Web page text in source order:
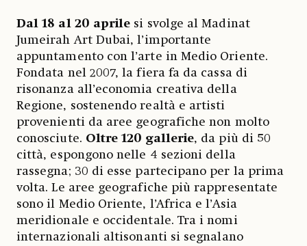
Dal 18 al 20 aprile si svolge al Madinat
Jumeirah Art Dubai, l’importante
appuntamento con l’arte in Medio Oriente.
Fondata nel 2007, la fiera fa da cassa di
risonanza all’economia creativa della
Regione, sostenendo realtà e artisti
provenienti da aree geografiche non molto
conosciute. Oltre 120 gallerie, da più di 50
città, espongono nelle 4 sezioni della
rassegna; 30 di esse partecipano per la prima
volta. Le aree geografiche più rappresentate
sono il Medio Oriente, l’Africa e l’Asia
meridionale e occidentale. Tra i nomi
internazionali altisonanti si segnalano